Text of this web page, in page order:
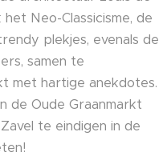
Neo-Classicisme, de
plekjes, evenals de
samen te
met hartige anekdotes.
de Oude Graanmarkt
te eindigen in de